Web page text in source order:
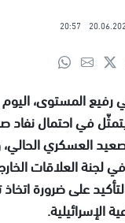
20:57
المستوى، اليوم
في احتمال نفاد
العسكري الحالي،
لجنة العلاقات
على ضرورة اتخاذ
الإسرائيلية.